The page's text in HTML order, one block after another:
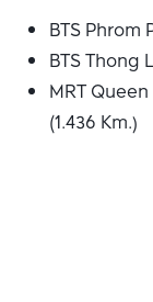
BTS Phrom
BTS Thong
MRT
(1.436 Km.)